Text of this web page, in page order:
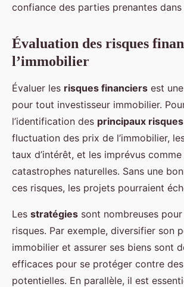
confiance des parties prenantes
Évaluation des risques
l’immobilier
Évaluer les risques financiers est
pour tout investisseur immobilier.
l’identification des principaux risques
fluctuation des prix de l’immobilier,
taux d’intérêt, et les imprévus comme
catastrophes naturelles. Sans une
ces risques, les projets pourraient
Les stratégies sont nombreuses
risques. Par exemple, diversifier son
immobilier et assurer ses biens sont
efficaces pour se protéger contre
potentielles. En parallèle, il est